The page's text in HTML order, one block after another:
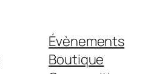
Évènements
Boutique